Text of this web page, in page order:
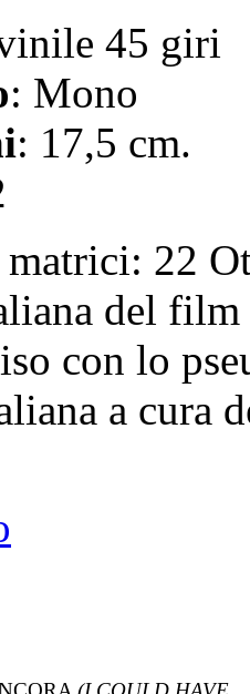
45 giri
: Mono
: 17,5 cm.
matrici: 22
del
con lo
a cura